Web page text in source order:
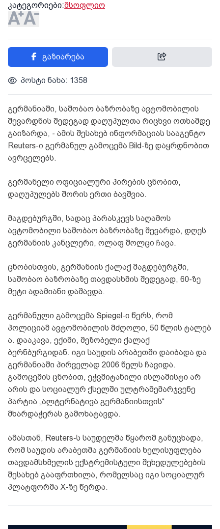
კატეგორიები:მსოფლიო
გაზიარება
პოსტი ნახა: 1358
გერმანიაში, საშობაო ბაზრობაზე ავტომობილის
შევარდნის შედეგად დაღუპულთა რიცხვი ოთხამდე
გაიზარდა, - ამის შესახებ ინფორმაციას სააგენტო
Reuters-ი გერმანულ გამოცემა Bild-ზე დაყრდნობით
ავრცელებს.
გერმანელი ოფიციალური პირების ცნობით,
დაღუპულებს შორის ერთი ბავშვია.
მაგდებურგში, სადაც პარასკევს საღამოს
ავტომობილი საშობაო ბაზრობაზე შევარდა, დღეს
გერმანიის კანცლერი, ოლაფ შოლცი ჩავა.
ცნობისთვის, გერმანიის ქალაქ მაგდებურგში,
საშობაო ბაზრობაზე თავდასხმის შედეგად, 60-ზე
მეტი ადამიანი დაშავდა.
გერმანული გამოცემა Spiegel-ი წერს, რომ
პოლიციამ ავტომობილის მძღოლი, 50 წლის ტალებ
ა. დააკავა, ექიმი, მეზობელი ქალაქ
ბერნბურგიდან. იგი საუდის არაბეთში დაიბადა და
გერმანიაში პირველად 2006 წელს ჩავიდა.
გამოცემის ცნობით, ეჭვმიტანილი ისლამისტი არ
არის და სოციალურ ქსელში ულტრამემარჯვენე
პარტია „ალტერნატივა გერმანიისთვის“
მხარდაჭერას გამოხატავდა.
ამასთან, Reuters-ს საუდელმა წყარომ განუცხადა,
რომ საუდის არაბეთმა გერმანიის ხელისუფლება
თავდამსხმელის ექსტრემისტული შეხედულებების
შესახებ გააფრთხილა, რომელსაც იგი სოციალურ
პლატფორმა X-ზე წერდა.